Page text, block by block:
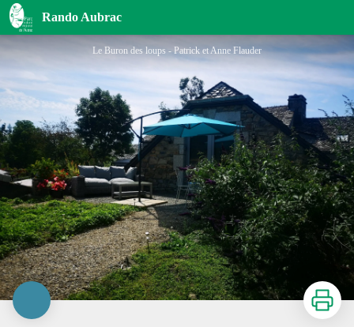
Rando Aubrac
Gites de Melaual - Le Buron des Loups
Le Buron des loups - Patrick et Anne Flauder
Imprimer